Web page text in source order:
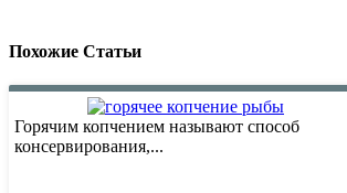
Похожие Статьи
Горячим копчением называют способ
консервирования,...